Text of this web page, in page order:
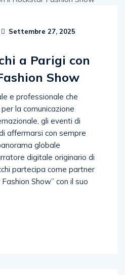
Settembre 27, 2025
a Parigi con
Show
e professionale che
la comunicazione
gli eventi di
affermarsi con sempre
globale
digitale originario di
partecipa come partner
Show” con il suo